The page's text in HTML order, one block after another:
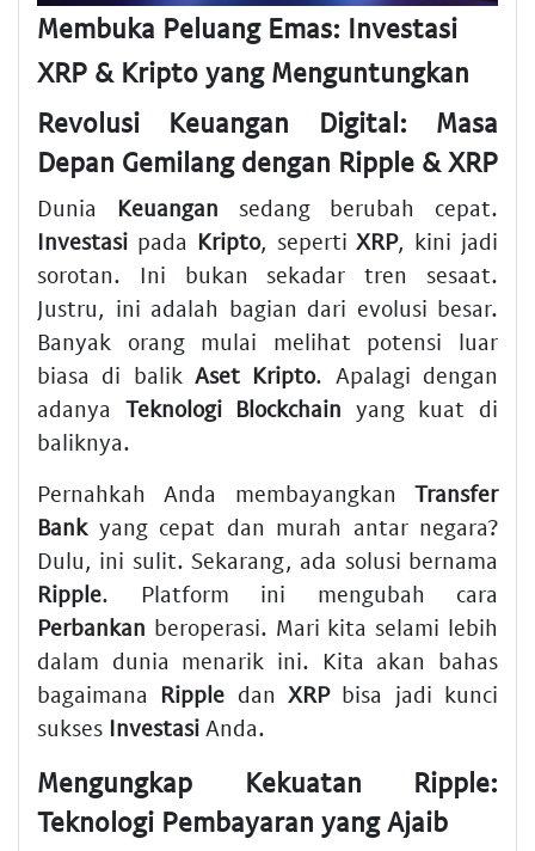
Membuka Peluang Emas: Investasi
XRP & Kripto yang Menguntungkan
Revolusi Keuangan Digital: Masa
Depan Gemilang dengan Ripple & XRP
Dunia Keuangan sedang berubah cepat.
Investasi pada Kripto, seperti XRP, kini jadi
sorotan. Ini bukan sekadar tren sesaat.
Justru, ini adalah bagian dari evolusi besar.
Banyak orang mulai melihat potensi luar
biasa di balik Aset Kripto. Apalagi dengan
adanya Teknologi Blockchain yang kuat di
baliknya.
Pernahkah Anda membayangkan Transfer
Bankyang cepat dan murah antar negara?
Dulu, ini sulit. Sekarang, ada solusi bernama
Ripple. Platform ini mengubah cara
Perbankan beroperasi. Mari kita selami lebih
dalam dunia menarik ini. Kita akan bahas
bagaimana Ripple dan XRPbisa jadi kunci
sukses Investasi Anda.
Mengungkap Kekuatan Ripple:
Teknologi Pembayaran yang Ajaib